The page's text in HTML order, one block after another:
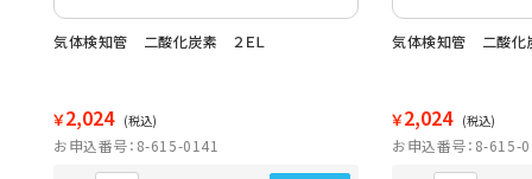
気体検知管 二酸化炭素 ２ＥＬ
￥2,024 (税込)
お申込番号：8-615-0141
気体検知管 二酸化
￥2,024 (税込)
お申込番号：8-615-